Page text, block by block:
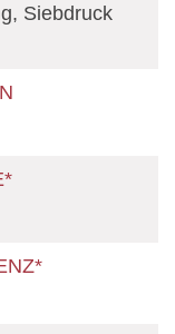
Siebdruck